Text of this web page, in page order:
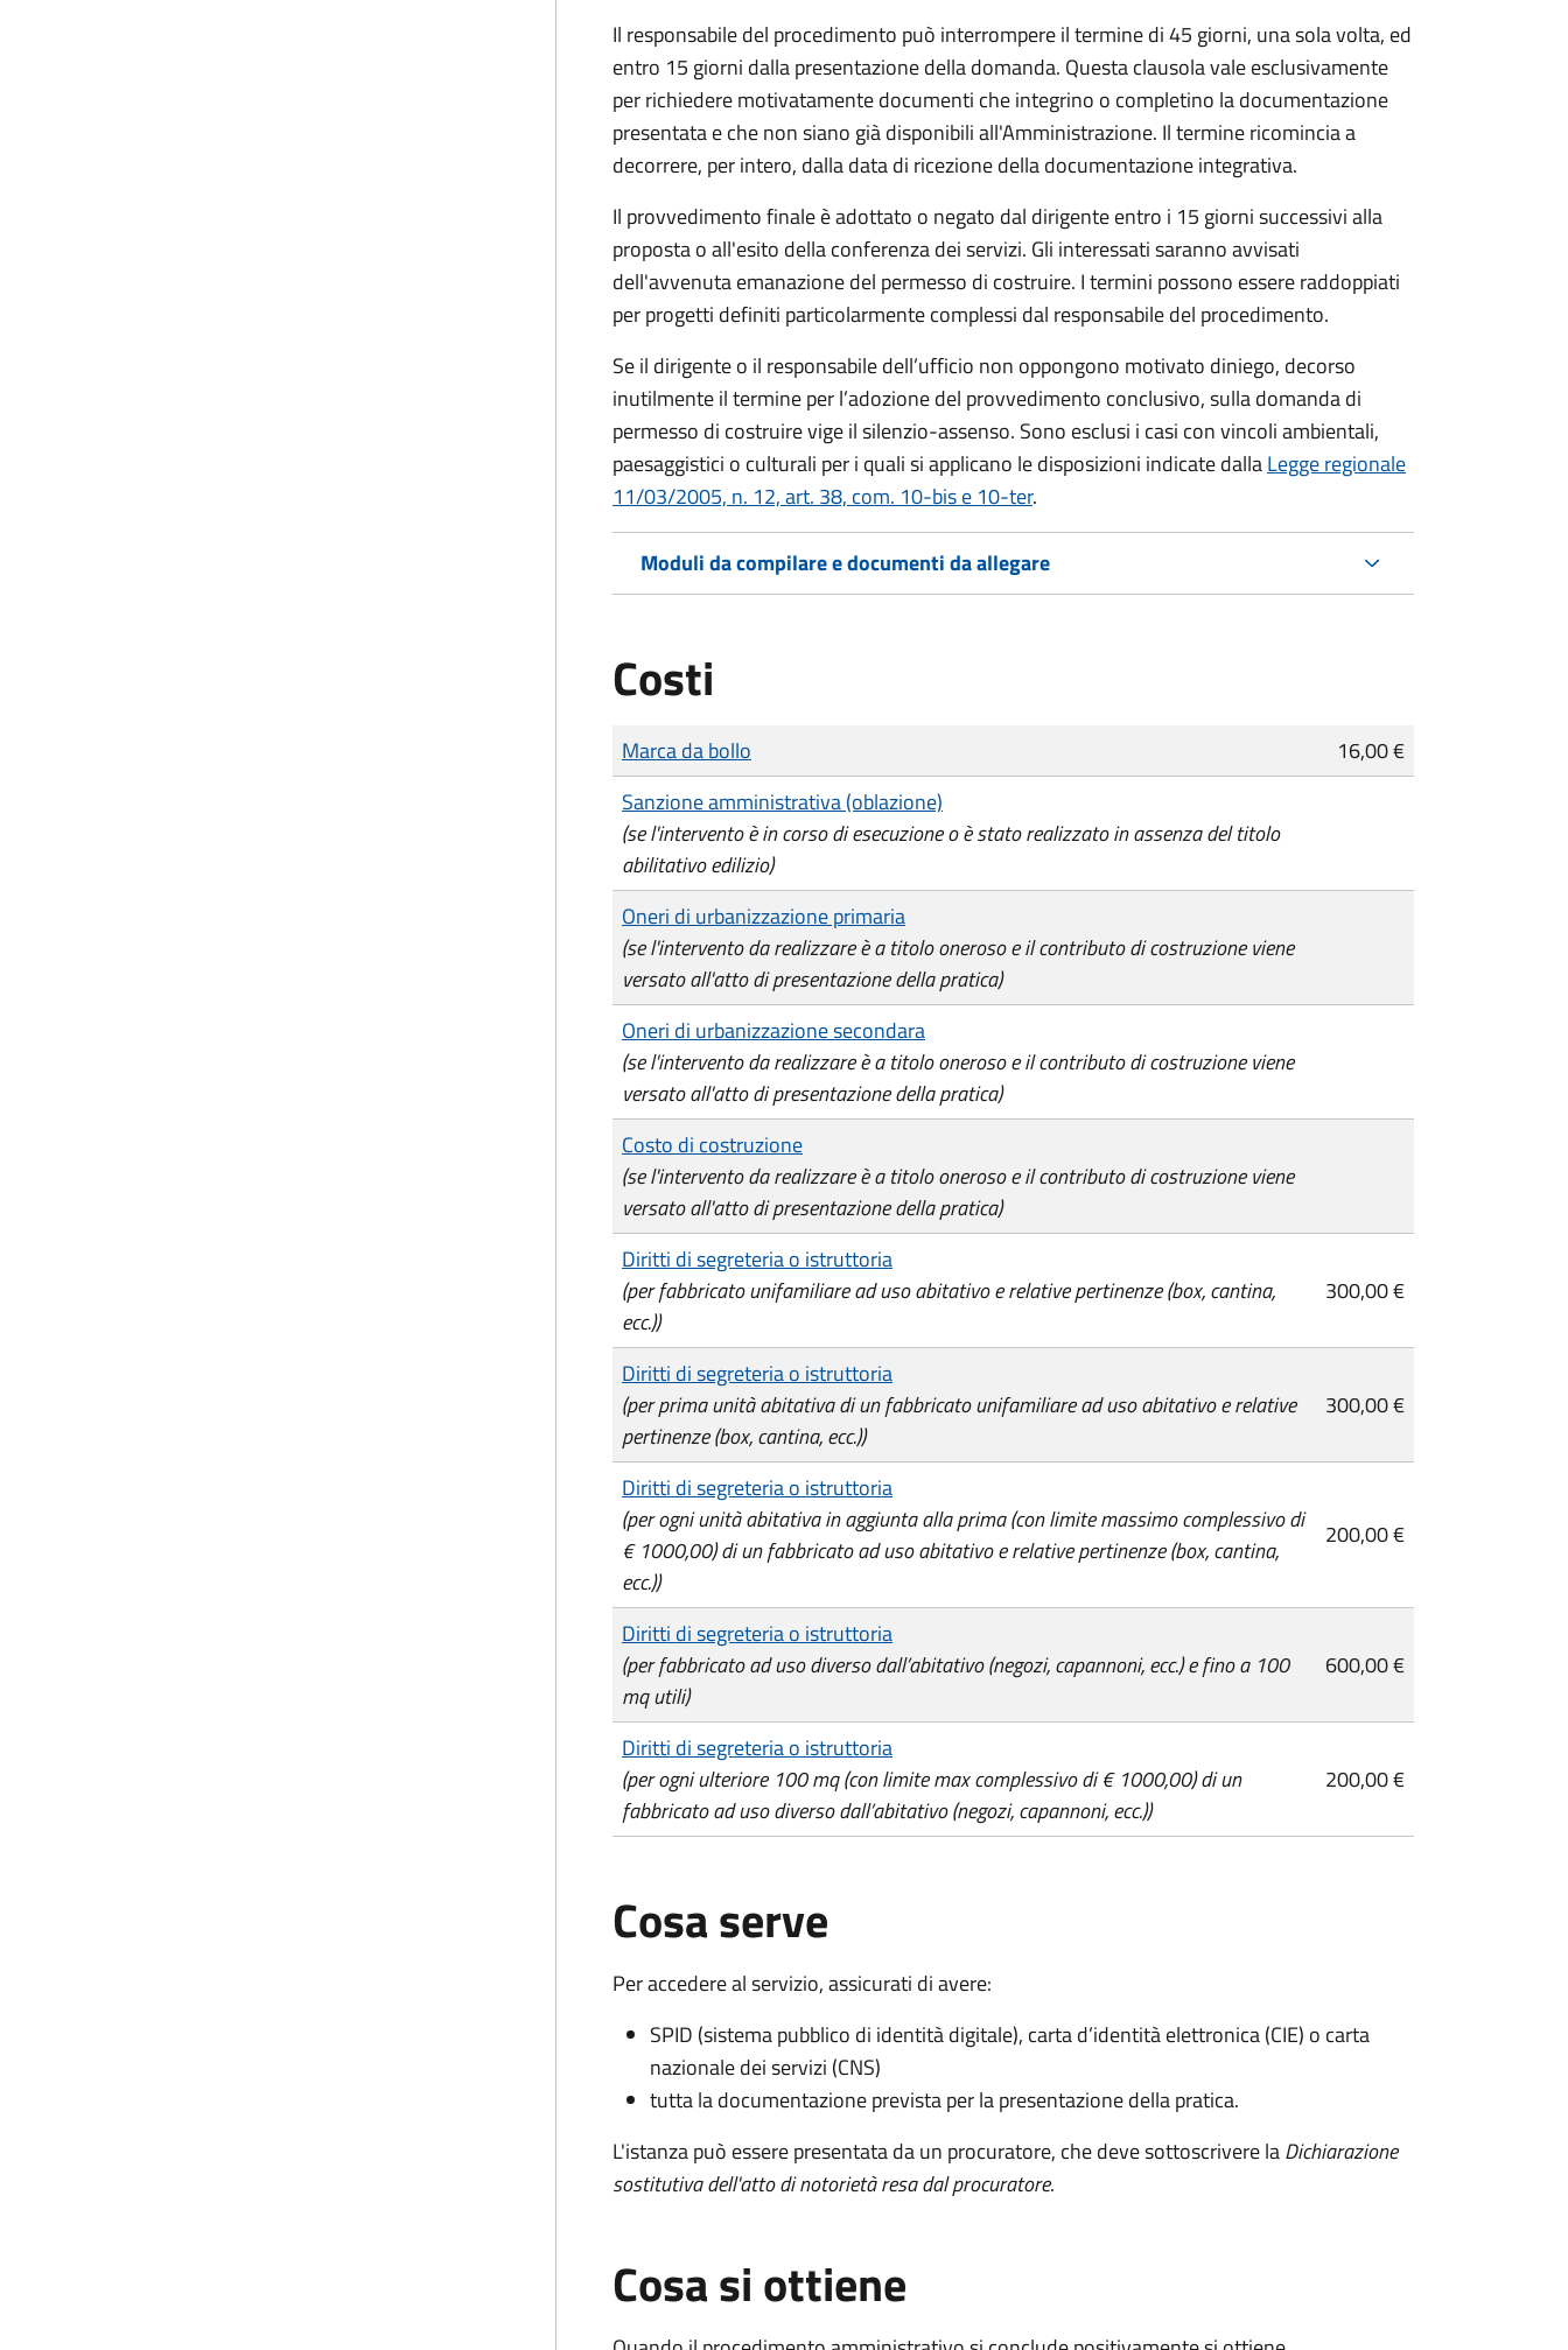
Il responsabile del procedimento può interrompere il termine di 45 giorni, una sola volta, ed
entro 15 giorni dalla presentazione della domanda. Questa clausola vale esclusivamente
per richiedere motivatamente documenti che integrino o completino la documentazione
presentata e che non siano già disponibili all'Amministrazione. Il termine ricomincia a
decorrere, per intero, dalla data di ricezione della documentazione integrativa.
Il provvedimento finale è adottato o negato dal dirigente entro i 15 giorni successivi alla
proposta o all'esito della conferenza dei servizi. Gli interessati saranno avvisati
dell'avvenuta emanazione del permesso di costruire. I termini possono essere raddoppiati
per progetti definiti particolarmente complessi dal responsabile del procedimento.
Se il dirigente o il responsabile dell’ufficio non oppongono motivato diniego, decorso
inutilmente il termine per l’adozione del provvedimento conclusivo, sulla domanda di
permesso di costruire vige il silenzio-assenso. Sono esclusi i casi con vincoli ambientali,
paesaggistici o culturali per i quali si applicano le disposizioni indicate dallaLegge regionale
11/03/2005, n. 12, art. 38, com. 10-bis e 10-ter.
Moduli da compilare e documenti da allegare
Costi
Tipo di pagamento
Importo
Marca da bollo
16,00 €
Sanzione amministrativa (oblazione)
(se l'intervento è in corso di esecuzione o è stato realizzato in assenza del titolo
abilitativo edilizio)
Oneri di urbanizzazione primaria
(se l'intervento da realizzare è a titolo oneroso e il contributo di costruzione viene
versato all'atto di presentazione della pratica)
Oneri di urbanizzazione secondara
(se l'intervento da realizzare è a titolo oneroso e il contributo di costruzione viene
versato all'atto di presentazione della pratica)
Costo di costruzione
(se l'intervento da realizzare è a titolo oneroso e il contributo di costruzione viene
versato all'atto di presentazione della pratica)
Diritti di segreteria o istruttoria
(per fabbricato unifamiliare ad uso abitativo e relative pertinenze (box, cantina,
ecc.))
300,00 €
Diritti di segreteria o istruttoria
(per prima unità abitativa di un fabbricato unifamiliare ad uso abitativo e relative
pertinenze (box, cantina, ecc.))
300,00 €
Diritti di segreteria o istruttoria
(per ogni unità abitativa in aggiunta alla prima (con limite massimo complessivo di
€ 1000,00) di un fabbricato ad uso abitativo e relative pertinenze (box, cantina,
ecc.))
200,00 €
Diritti di segreteria o istruttoria
(per fabbricato ad uso diverso dall’abitativo (negozi, capannoni, ecc.) e fino a 100
mq utili)
600,00 €
Diritti di segreteria o istruttoria
(per ogni ulteriore 100 mq (con limite max complessivo di € 1000,00) di un
fabbricato ad uso diverso dall’abitativo (negozi, capannoni, ecc.))
200,00 €
Cosa serve
Per accedere al servizio, assicurati di avere:
SPID (sistema pubblico di identità digitale), carta d’identità elettronica (CIE) o carta
nazionale dei servizi (CNS)
tutta la documentazione prevista per la presentazione della pratica.
L'istanza può essere presentata da un procuratore, che deve sottoscrivere laDichiarazione
sostitutiva dell'atto di notorietà resa dal procuratore.
Cosa si ottiene